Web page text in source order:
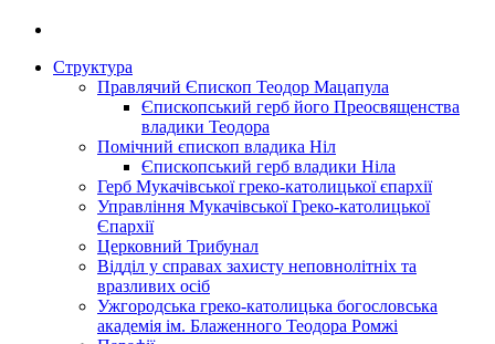
Структура
Правлячий Єпископ Теодор Мацапула
Єпископський герб його Преосвященства
владики Теодора
Помічний єпископ владика Ніл
Єпископський герб владики Ніла
Герб Мукачівської греко-католицької єпархії
Управління Мукачівської Греко-католицької
Єпархії
Церковний Трибунал
Відділ у справах захисту неповнолітніх та
вразливих осіб
Ужгородська греко-католицька богословська
академія ім. Блаженного Теодора Ромжі